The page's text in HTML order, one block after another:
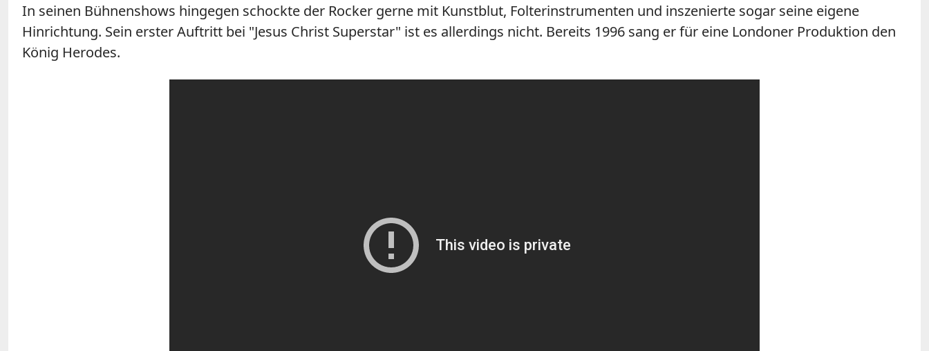
In seinen Bühnenshows hingegen schockte der Rocker gerne mit Kunstblut, Folterinstrumenten und inszenierte sogar seine eigene
Hinrichtung. Sein erster Auftritt bei "Jesus Christ Superstar" ist es allerdings nicht. Bereits 1996 sang er für eine Londoner Produktion den
König Herodes.